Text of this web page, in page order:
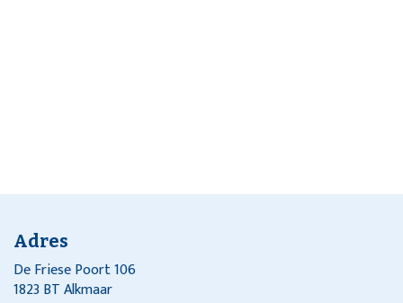
Adres
De Friese Poort 106
1823 BT Alkmaar